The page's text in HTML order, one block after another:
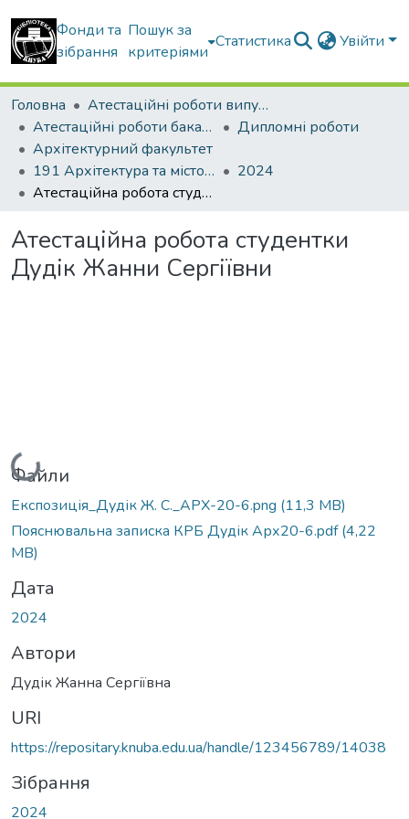
Фонди та
зібрання
Пошук за
критеріями
Статистика Увійти
Головна
Атестаційні роботи випускників
Атестаційні роботи бакалаврів
Дипломні роботи
Архітектурний факультет
191 Архітектура та містобудування
2024
Атестаційна робота студентки Дудік Жанни Сергіївни
Атестаційна робота студентки
Дудік Жанни Сергіївни
Вантажиться...
Файли
Експозиція_Дудік Ж. С._АРХ-20-6.png (11,3 MB)
Пояснювальна записка КРБ Дудік Арх20-6.pdf(4,22
MB)
Дата
2024
Автори
Дудік Жанна Сергіївна
URI
https://repositary.knuba.edu.ua/handle/123456789/14038
Зібрання
2024